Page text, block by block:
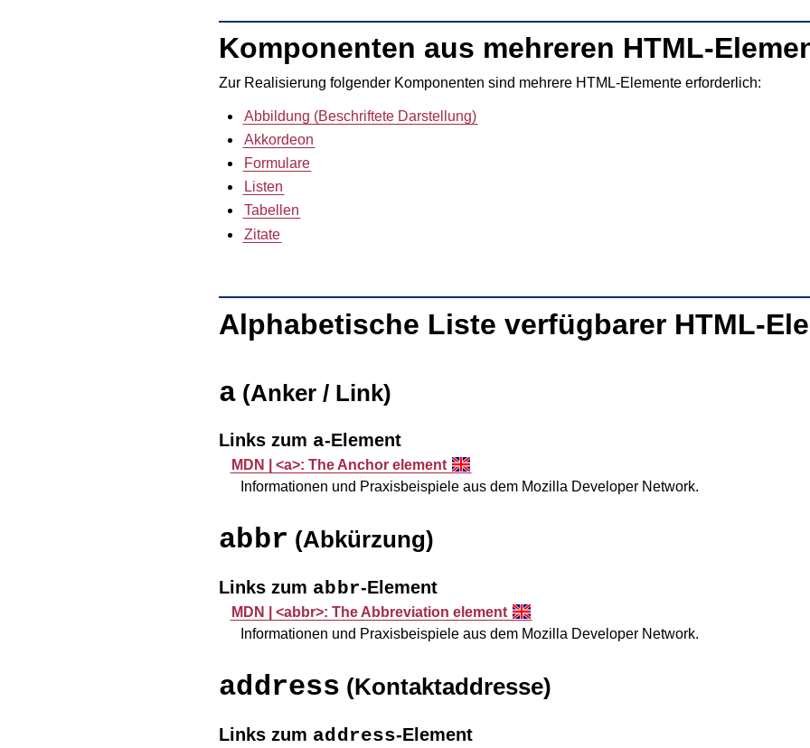
Komponenten aus mehreren HTML-
Zur Realisierung folgender Komponenten sind mehrere HTML-Elemente erforderlich:
Abbildung (Beschriftete Darstellung)
Akkordeon
Formulare
Listen
Tabellen
Zitate
Alphabetische Liste verfügbarer HTML-
a (Anker / Link)
Links zum a-Element
MDN |<a>: The Anchor element
Informationen und Praxisbeispiele aus dem Mozilla Developer Network.
abbr (Abkürzung)
Links zum abbr-Element
MDN |<abbr>: The Abbreviation element
Informationen und Praxisbeispiele aus dem Mozilla Developer Network.
address (Kontaktaddresse)
Links zum address-Element